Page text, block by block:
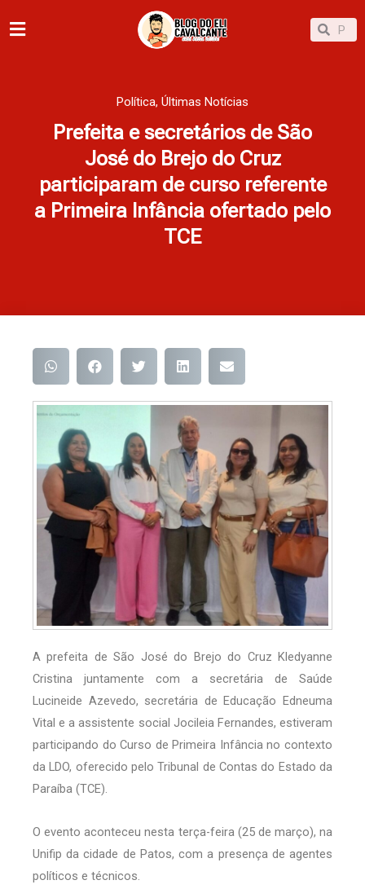
para
Pesquisar
Política, Últimas Notícias
Prefeita e secretários de São
José do Brejo do Cruz
participaram de curso referente
a Primeira Infância ofertado pelo
TCE
A prefeita de São José do Brejo do Cruz Kledyanne
Cristina juntamente com a secretária de Saúde
Lucineide Azevedo, secretária de Educação Edneuma
Vital e a assistente social Jocileia Fernandes, estiveram
participando do Curso de Primeira Infância no contexto
da LDO, oferecido pelo Tribunal de Contas do Estado da
Paraíba (TCE).
O evento aconteceu nesta terça-feira (25 de março), na
Unifip da cidade de Patos, com a presença de agentes
políticos e técnicos.